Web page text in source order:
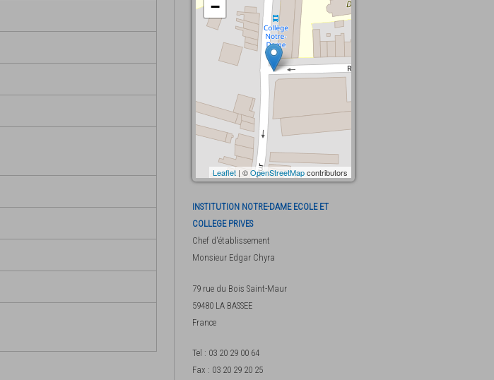
−
Leaflet | ©OpenStreetMapcontributors
INSTITUTION NOTRE-DAME ECOLE ET
COLLEGE PRIVES
Chef d'établissement
Monsieur Edgar Chyra
79 rue du Bois Saint-Maur
59480 LA BASSEE
France
Tel : 03 20 29 00 64
Fax : 03 20 29 20 25